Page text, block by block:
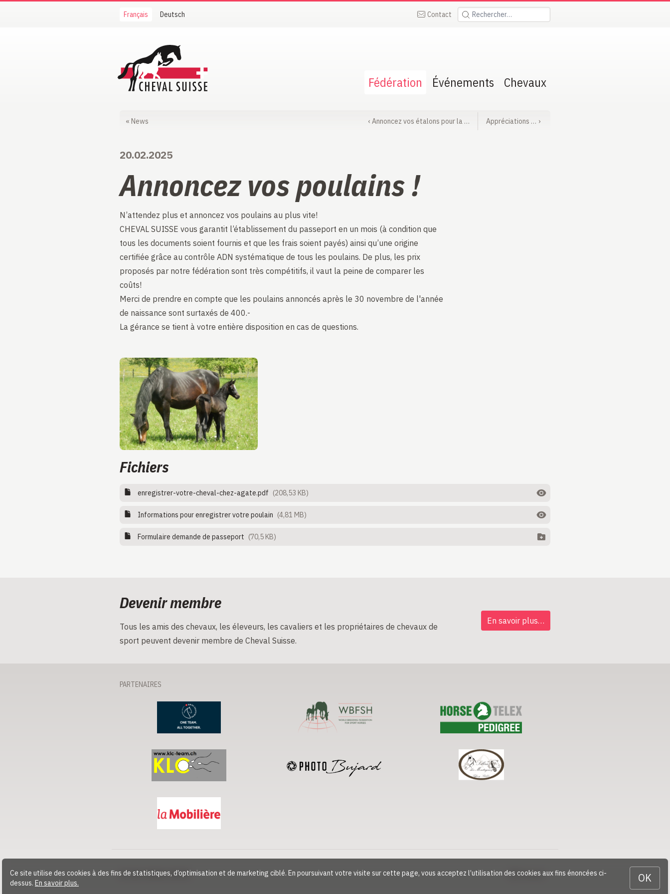
Français Deutsch Contact Rechercher:
Cheval Suisse
Fédération Événements Chevaux
« News ‹ Annoncez vos étalons pour la … Appréciations … ›
20.02.2025
Annoncez vos poulains !
N’attendez plus et annoncez vos poulains au plus vite!
CHEVAL SUISSE vous garantit l’établissement du passeport en un mois (à condition que
tous les documents soient fournis et que les frais soient payés) ainsi qu’une origine
certifiée grâce au contrôle ADN systématique de tous les poulains. De plus, les prix
proposés par notre fédération sont très compétitifs, il vaut la peine de comparer les
coûts!
Merci de prendre en compte que les poulains annoncés après le 30 novembre de l'année
de naissance sont surtaxés de 400.-
La gérance se tient à votre entière disposition en cas de questions.
Fichiers
enregistrer-votre-cheval-chez-agate.pdf (208,53 KB)
Informations pour enregistrer votre poulain (4,81 MB)
Formulaire demande de passeport (70,5 KB)
Devenir membre
Tous les amis des chevaux, les éleveurs, les cavaliers et les propriétaires de chevaux de
sport peuvent devenir membre de Cheval Suisse.
En savoir plus…
Ce site utilise des cookies à des fins de statistiques, d’optimisation et de marketing ciblé. En poursuivant votre visite sur cette page, vous acceptez l’utilisation des cookies aux fins énoncées ci-
dessus. En savoir plus. OK
PARTENAIRES
© 2026 CHEVAL SUISSE Contact